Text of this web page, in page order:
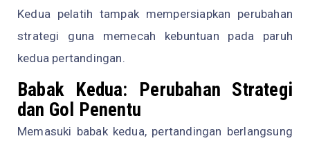
Kedua pelatih tampak mempersiapkan perubahan
strategi guna memecah kebuntuan pada paruh
kedua pertandingan.
Babak Kedua: Perubahan Strategi
dan Gol Penentu
Memasuki babak kedua, pertandingan berlangsung